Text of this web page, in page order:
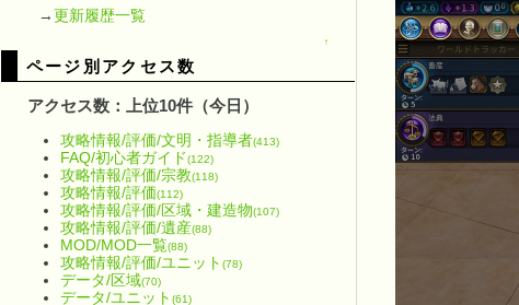
→更新履歴一覧
↑
ページ別アクセス数
アクセス数：上位10件（今日）
攻略情報/評価/文明・指導者(413)
FAQ/初心者ガイド(122)
攻略情報/評価/宗教(118)
攻略情報/評価(112)
攻略情報/評価/区域・建造物(107)
攻略情報/評価/遺産(88)
MOD/MOD一覧(88)
攻略情報/評価/ユニット (78)
データ/区域(70)
データ/ユニット (61)